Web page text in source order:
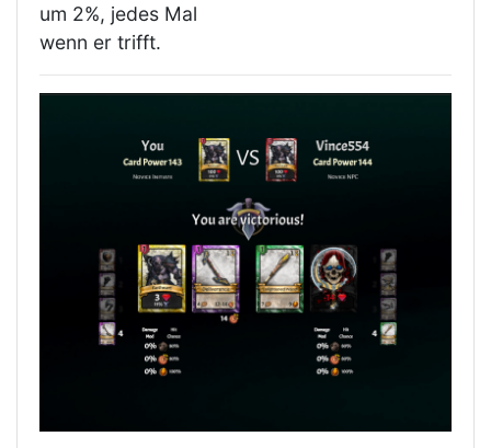
um 2%, jedes Mal
wenn er trifft.